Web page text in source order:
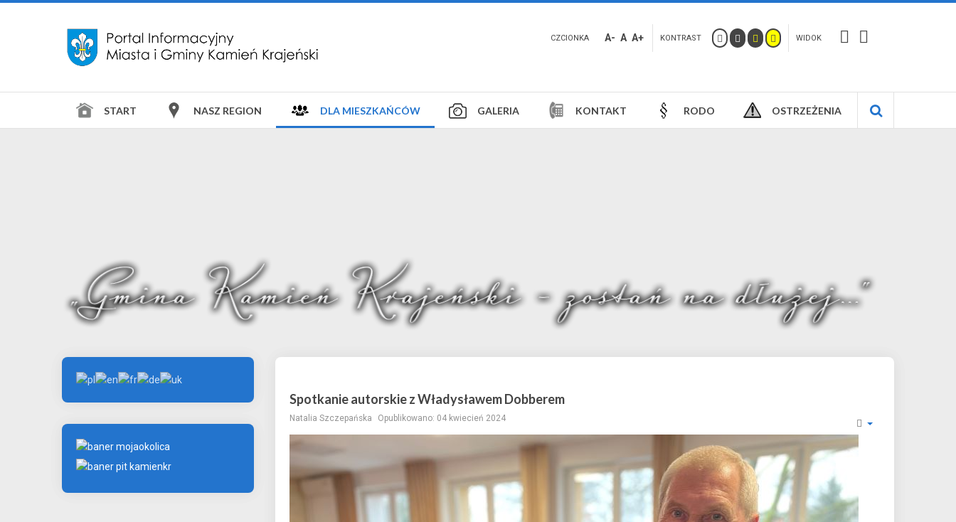
CZCIONKA A- A A+ KONTRAST WIDOK
START NASZ REGION DLA MIESZKAŃCÓW GALERIA KONTAKT RODO OSTRZEŻENIA
Spotkanie autorskie z Władysławem Dobberem
Natalia Szczepańska Opublikowano: 04 kwiecień 2024